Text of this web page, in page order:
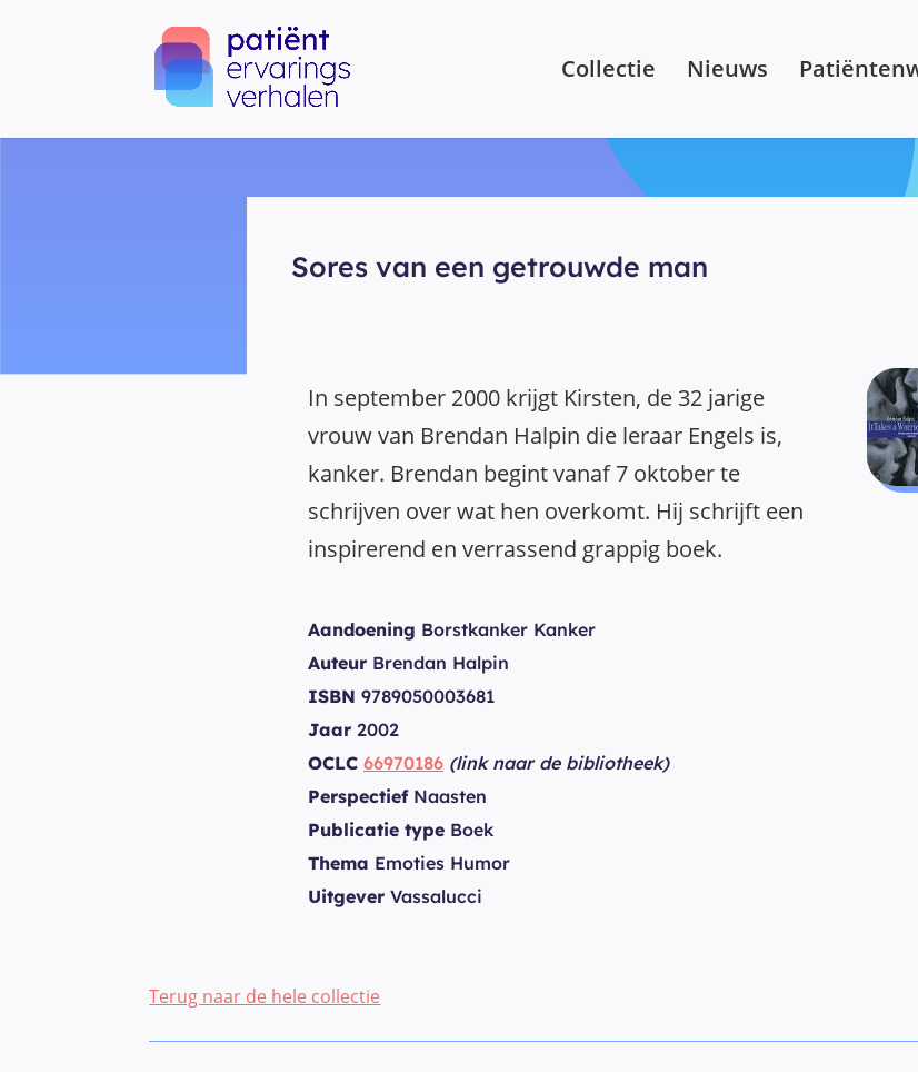
Collectie Nieuws
Sores van een getrouwde man
In september 2000 krijgt Kirsten, de 32 jarige
vrouw van Brendan Halpin die leraar Engels is,
kanker. Brendan begint vanaf 7 oktober te
schrijven over wat hen overkomt. Hij schrijft een
inspirerend en verrassend grappig boek.
Aandoening Borstkanker Kanker
Auteur Brendan Halpin
ISBN 9789050003681
Jaar 2002
OCLC 66970186 (link naar de bibliotheek)
PerspectiefNaasten
Publicatie type Boek
Thema Emoties Humor
Uitgever Vassalucci
Terug naar de hele collectie